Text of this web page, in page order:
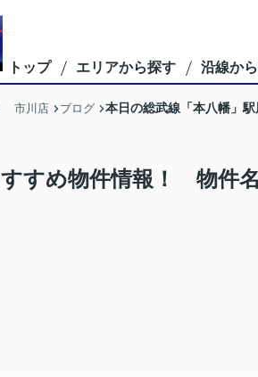
トップ エリアから探す 沿線か
市川店 ブログ 本日の総武線「本八幡」
すめ物件情報！ 物件